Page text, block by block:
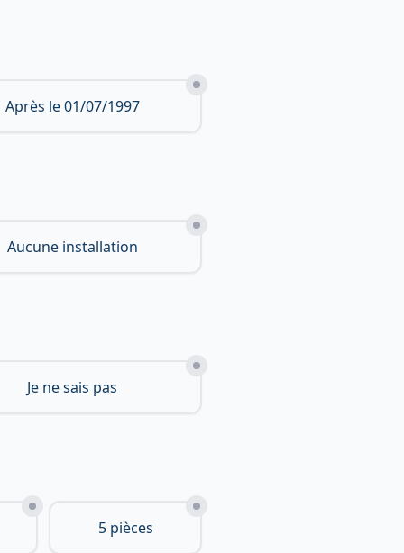
Après le 01/07/1997
Aucune installation
Je ne sais pas
5 pièces